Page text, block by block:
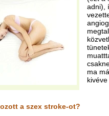
adni),
ma
a szex stroke-ot?